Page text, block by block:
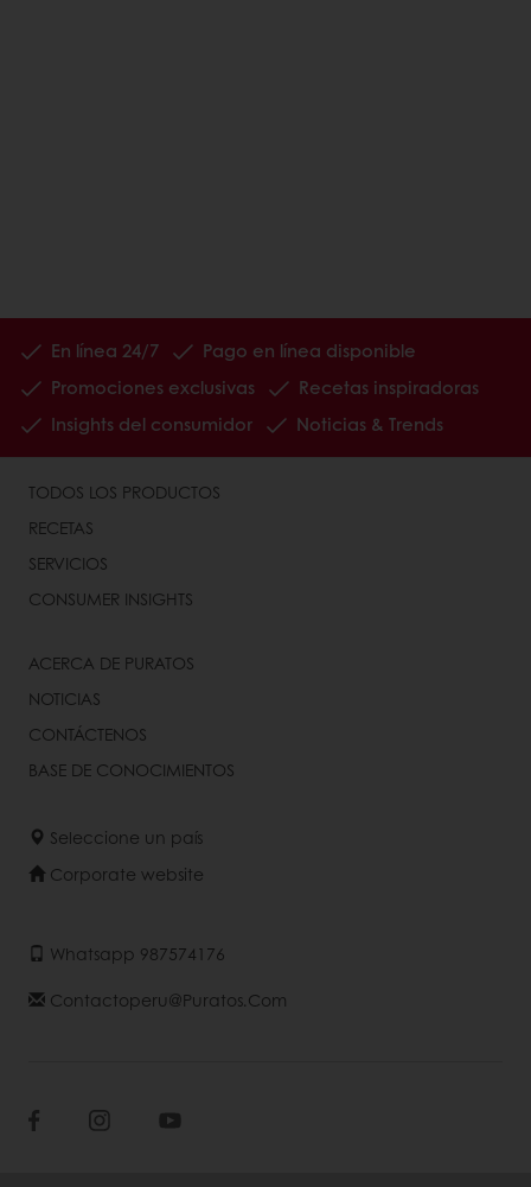
En línea 24/7
Pago en línea disponible
Promociones exclusivas
Recetas inspiradoras
Insights del consumidor
Noticias & Trends
TODOS LOS PRODUCTOS
RECETAS
SERVICIOS
CONSUMER INSIGHTS
ACERCA DE PURATOS
NOTICIAS
CONTÁCTENOS
BASE DE CONOCIMIENTOS
Seleccione un país
Corporate website
Whatsapp 987574176
Contactoperu@puratos.com